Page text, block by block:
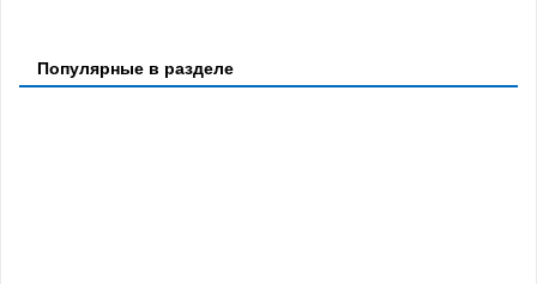
Популярные в разделе